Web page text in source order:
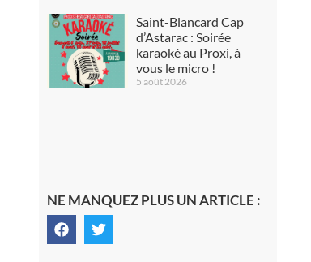
Saint-Blancard Cap
d’Astarac : Soirée
karaoké au Proxi, à
vous le micro !
5 août 2026
NE MANQUEZ PLUS UN ARTICLE :